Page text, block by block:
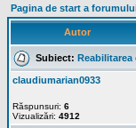
Pagina de start a
Autor
Subiect: Reabilitarea
claudiumarian0933
Răspunsuri: 6
Vizualizări: 4912